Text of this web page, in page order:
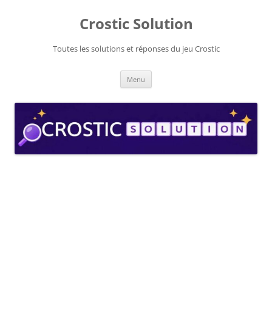
Crostic Solution
Toutes les solutions et réponses du jeu Crostic
Menu